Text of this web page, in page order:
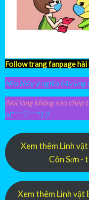
Follow trang fanpage hài
Nếu thấy ý nghĩa hãy ủng
(Vui lòng không sao chép
o(*￣▽￣*)ブ
Xem thêm Linh
Côn Sơn -
Xem thêm Linh vật